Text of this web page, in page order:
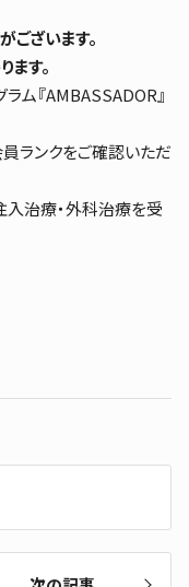
ざいます。
す。
ム『AMBASSADOR』
ランクをご確認いただ
治療・外科治療を受